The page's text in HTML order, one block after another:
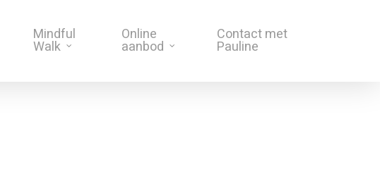
Mindful
Walk
Online
aanbod
Contact met
Pauline